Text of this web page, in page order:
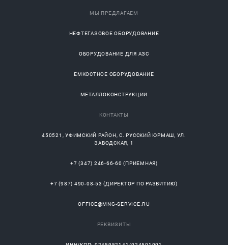
МЫ ПРЕДЛАГАЕМ
НЕФТЕГАЗОВОЕ ОБОРУДОВАНИЕ
ОБОРУДОВАНИЕ ДЛЯ АЗС
ЕМКОСТНОЕ ОБОРУДОВАНИЕ
МЕТАЛЛОКОНСТРУКЦИИ
КОНТАКТЫ
450521 ,УФИМСКИЙ РАЙОН, С.РУССКИЙ ЮРМАШ, УЛ.
ЗАВОДСКАЯ, 1
+7 (347) 246-66-60 (ПРИЕМНАЯ)
+7 (987) 490-08-53 (ДИРЕКТОР ПО РАЗВИТИЮ)
OFFICE@MNG-SERVICE.RU
РЕКВИЗИТЫ